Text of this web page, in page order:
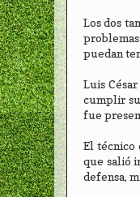
Los dos
puedan
Luis
cumplir
fue
El técnico
que salió
defensa,